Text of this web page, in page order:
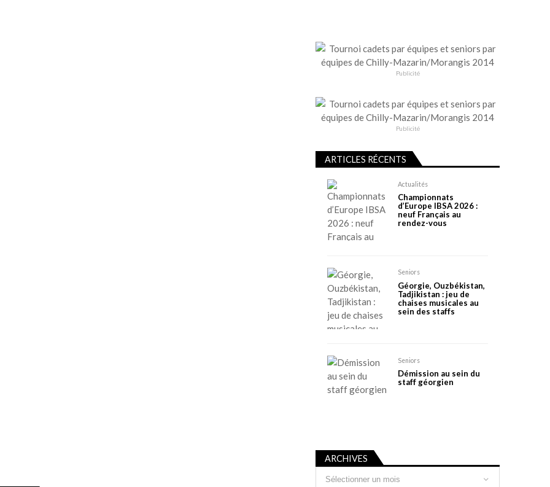
Publicité
Publicité
ARTICLES RÉCENTS
Actualités
Championnats
d’Europe IBSA 2026 :
neuf Français au
rendez-vous
Seniors
Géorgie, Ouzbékistan,
Tadjikistan : jeu de
chaises musicales au
sein des staffs
Seniors
Démission au sein du
staff géorgien
ARCHIVES